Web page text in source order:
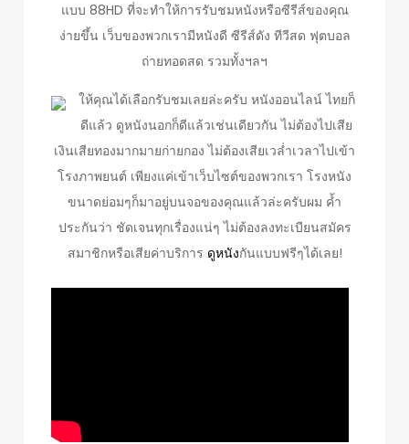
แบบ 88HD ที่จะทำให้การรับชมหนังหรือซีรีส์ของคุณ
ง่ายขึ้น เว็บของพวกเรามีหนังดี ซีรีส์ดัง ทีวีสด ฟุตบอล
ถ่ายทอดสด รวมทั้งฯลฯ
ให้คุณได้เลือกรับชมเลยล่ะครับ หนังออนไลน์ ไทยก็
ดีแล้ว ดูหนังนอกก็ดีแล้วเช่นเดียวกัน ไม่ต้องไปเสีย
เงินเสียทองมากมายก่ายกอง ไม่ต้องเสียเวล่ำเวลาไปเข้า
โรงภาพยนต์ เพียงแค่เข้าเว็บไซต์ของพวกเรา โรงหนัง
ขนาดย่อมๆก็มาอยู่บนจอของคุณแล้วล่ะครับผม ค้ำ
ประกันว่า ชัดเจนทุกเรื่องแน่ๆ ไม่ต้องลงทะเบียนสมัคร
สมาชิกหรือเสียค่าบริการ ดูหนังกันแบบฟรีๆได้เลย!